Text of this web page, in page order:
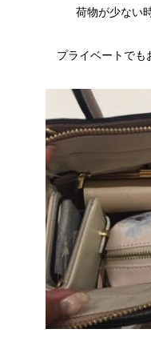
荷物が少ない
プライベートでも